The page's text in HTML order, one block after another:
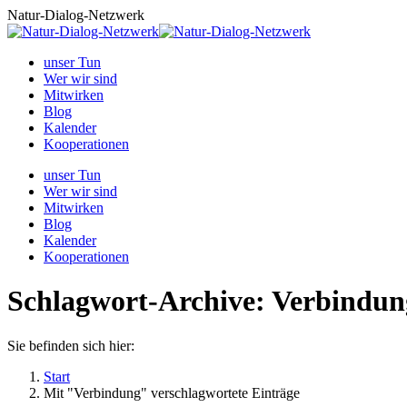
Zum
Inhalt
Natur-Dialog-Netzwerk
unser Tun
Wer wir sind
Mitwirken
Blog
Kalender
Kooperationen
unser Tun
Wer wir sind
Mitwirken
Blog
Kalender
Kooperationen
Schlagwort-Archive:
Sie befinden sich hier:
Start
Mit "Verbindung" verschlagwortete Einträge